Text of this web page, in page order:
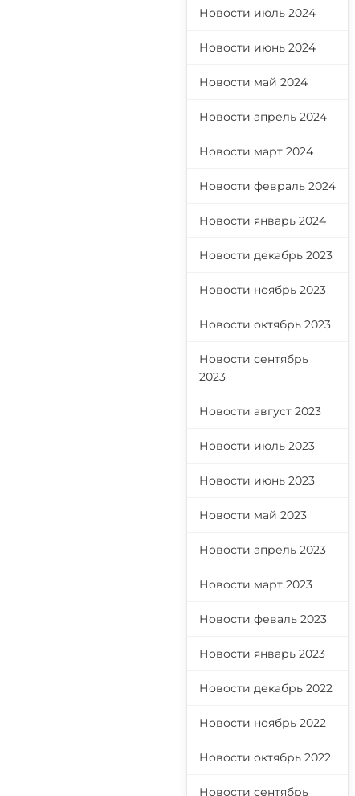
Новости июль 2024
Новости июнь 2024
Новости май 2024
Новости апрель 2024
Новости март 2024
Новости февраль 2024
Новости январь 2024
Новости декабрь 2023
Новости ноябрь 2023
Новости октябрь 2023
Новости сентябрь
2023
Новости август 2023
Новости июль 2023
Новости июнь 2023
Новости май 2023
Новости апрель 2023
Новости март 2023
Новости феваль 2023
Новости январь 2023
Новости декабрь 2022
Новости ноябрь 2022
Новости октябрь 2022
Новости сентябрь